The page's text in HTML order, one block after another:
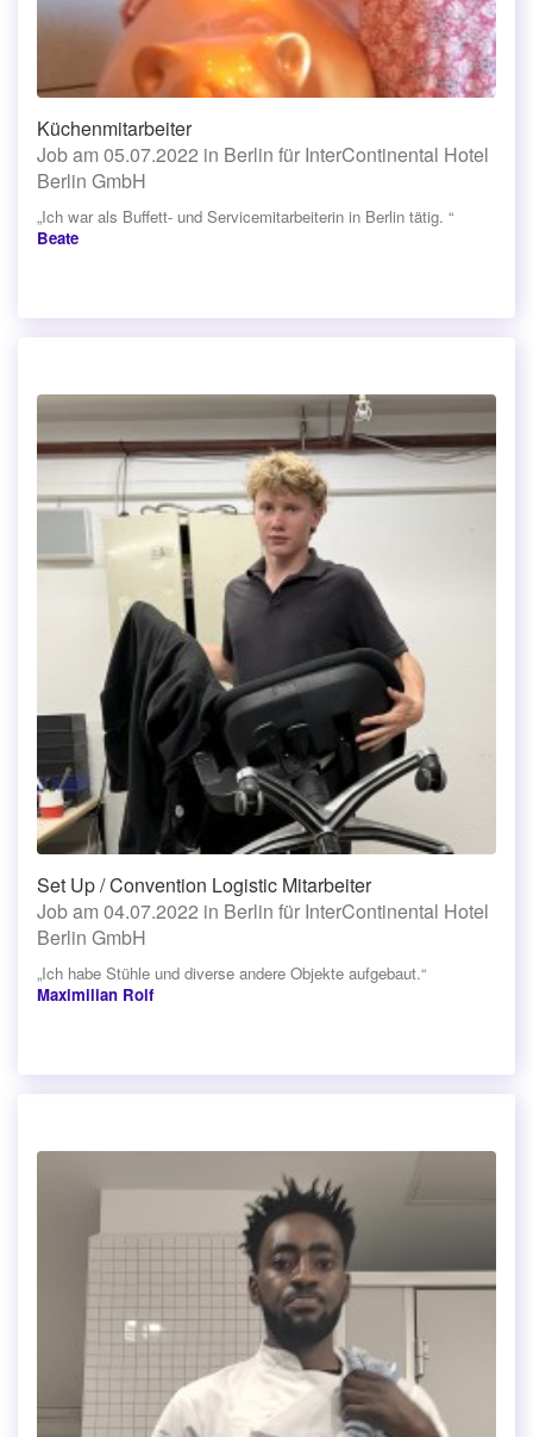
Küchenmitarbeiter
Job am 05.07.2022 in Berlin für InterContinental Hotel
Berlin GmbH
„Ich war als Buffett- und Servicemitarbeiterin in Berlin tätig. “
Beate
Set Up / Convention Logistic Mitarbeiter
Job am 04.07.2022 in Berlin für InterContinental Hotel
Berlin GmbH
„Ich habe Stühle und diverse andere Objekte aufgebaut.“
Maximilian Rolf